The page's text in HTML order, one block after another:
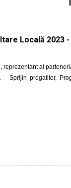
Locală 2023 -
al
Sprijin pregatitor,